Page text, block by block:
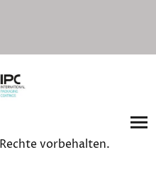
vorbehalten.